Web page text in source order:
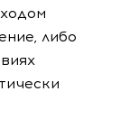
либо